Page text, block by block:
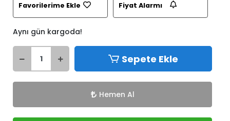
Favorilerime Ekle Fiyat Alarmı
Aynı gün kargoda!
Sepete Ekle
Hemen Al